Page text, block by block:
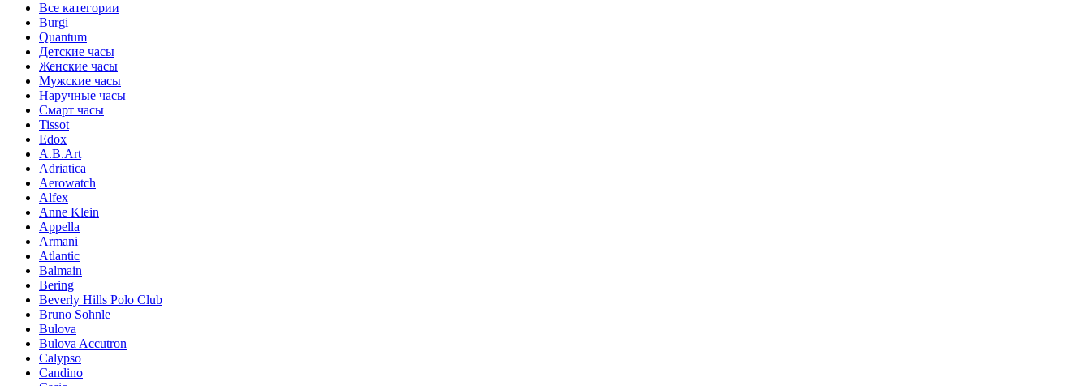
Все категории
Burgi
Quantum
Детские часы
Женские часы
Мужские часы
Наручные часы
Смарт часы
Tissot
Edox
A.B.Art
Adriatica
Aerowatch
Alfex
Anne Klein
Appella
Armani
Atlantic
Balmain
Bering
Beverly Hills Polo Club
Bruno Sohnle
Bulova
Bulova Accutron
Calypso
Candino